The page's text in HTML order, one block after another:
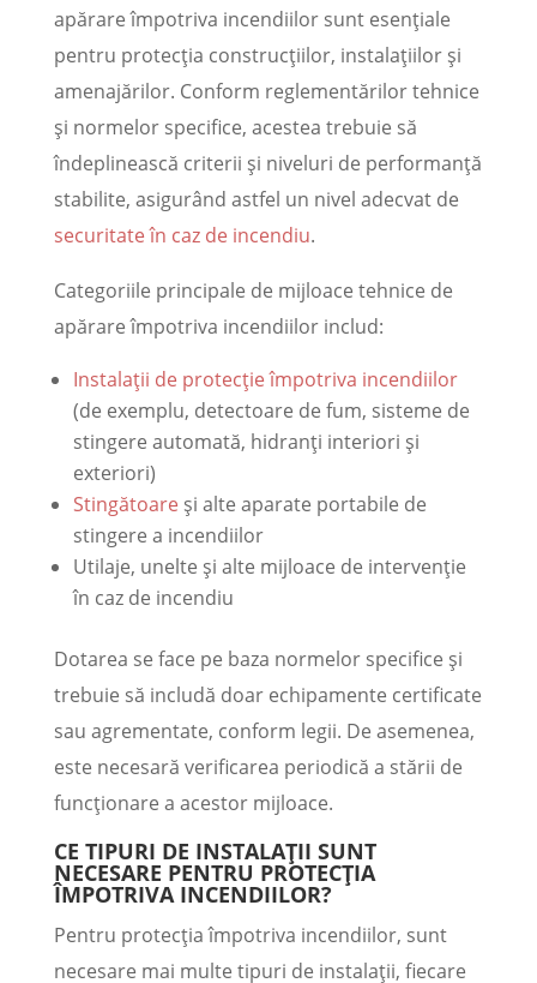
apărare împotriva incendiilor sunt esențiale
pentru protecția construcțiilor, instalațiilor și
amenajărilor. Conform reglementărilor tehnice
și normelor specifice, acestea trebuie să
îndeplinească criterii și niveluri de performanță
stabilite, asigurând astfel un nivel adecvat de
securitate în caz de incendiu.
Categoriile principale de mijloace tehnice de
apărare împotriva incendiilor includ:
Instalații de protecție împotriva incendiilor
(de exemplu, detectoare de fum, sisteme de
stingere automată, hidranți interiori și
exteriori)
Stingătoare și alte aparate portabile de
stingere a incendiilor
Utilaje, unelte și alte mijloace de intervenție
în caz de incendiu
Dotarea se face pe baza normelor specifice și
trebuie să includă doar echipamente certificate
sau agrementate, conform legii. De asemenea,
este necesară verificarea periodică a stării de
funcționare a acestor mijloace.
CE TIPURI DE INSTALAȚII SUNT
NECESARE PENTRU PROTECȚIA
ÎMPOTRIVA INCENDIILOR?
Pentru protecția împotriva incendiilor, sunt
necesare mai multe tipuri de instalații, fiecare